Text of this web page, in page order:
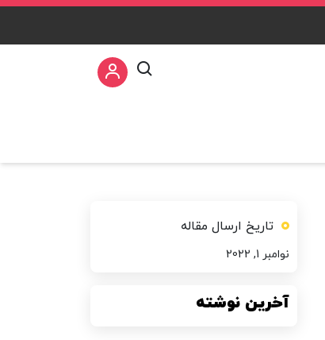
تاریخ ارسال مقاله
نوامبر 1, 2022
آخرین نوشته